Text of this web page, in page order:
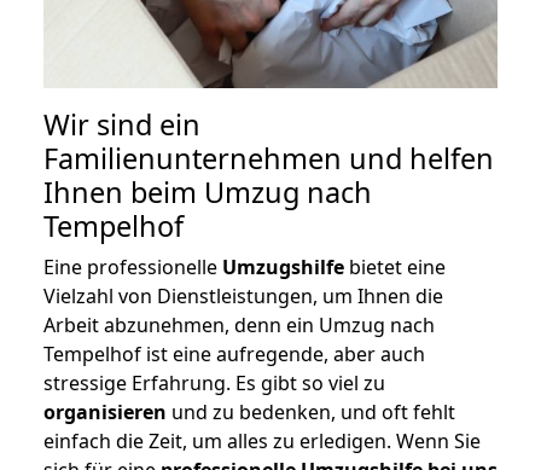
Wir sind ein
Familienunternehmen und helfen
Ihnen beim Umzug nach
Tempelhof
Eine professionelle Umzugshilfe bietet eine
Vielzahl von Dienstleistungen, um Ihnen die
Arbeit abzunehmen, denn ein Umzug nach
Tempelhof ist eine aufregende, aber auch
stressige Erfahrung. Es gibt so viel zu
organisieren und zu bedenken, und oft fehlt
einfach die Zeit, um alles zu erledigen. Wenn Sie